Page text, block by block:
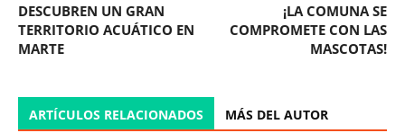
DESCUBREN UN GRAN
TERRITORIO ACUÁTICO EN
MARTE
¡LA COMUNA SE
COMPROMETE CON LAS
MASCOTAS!
ARTÍCULOS RELACIONADOS MÁS DEL AUTOR